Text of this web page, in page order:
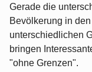
Gerade die
Bevölkerung in
unterschiedlichen
bringen
"ohne Grenzen".